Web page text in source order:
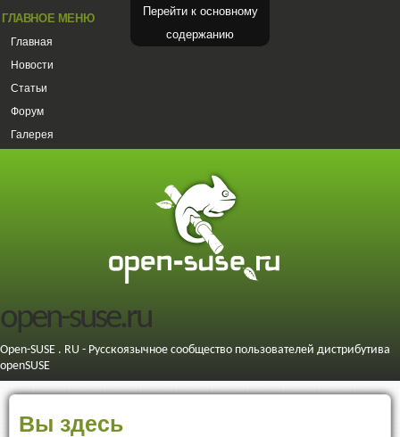
Перейти к основному
содержанию
ГЛАВНОЕ МЕНЮ
Главная
Новости
Статьи
Форум
Галерея
open-suse.ru
Open-SUSE . RU - Русскоязычное сообщество пользователей дистрибутива
openSUSE
Вы здесь